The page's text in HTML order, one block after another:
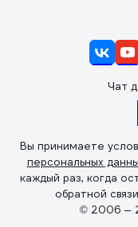
Чат
Вы принимаете
персональных
каждый раз, когда
обратной
© 2006 —